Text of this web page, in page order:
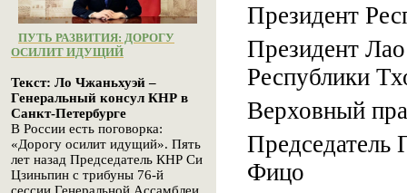
ПУТЬ РАЗВИТИЯ: ДОРОГУ
ОСИЛИТ ИДУЩИЙ
Текст: Ло Чжаньхуэй –
Генеральный консул КНР в
Санкт-Петербурге
В России есть поговорка:
«Дорогу осилит идущий». Пять
лет назад Председатель КНР Си
Цзиньпин с трибуны 76-й
Президент
Президент
Республики
Верховный
Председатель
Фицо